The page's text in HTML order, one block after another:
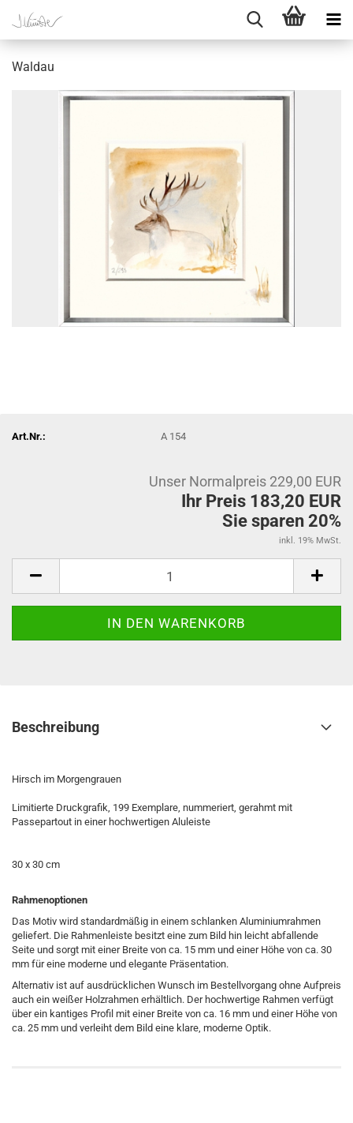
Waldau
Art.Nr.: A 154
Unser Normalpreis 229,00 EUR
Ihr Preis 183,20 EUR
Sie sparen 20%
inkl. 19% MwSt.
Beschreibung
Hirsch im Morgengrauen
Limitierte Druckgrafik, 199 Exemplare, nummeriert, gerahmt mit
Passepartout in einer hochwertigen Aluleiste
30 x 30 cm
Rahmenoptionen
Das Motiv wird standardmäßig in einem schlanken Aluminiumrahmen
geliefert. Die Rahmenleiste besitzt eine zum Bild hin leicht abfallende
Seite und sorgt mit einer Breite von ca. 15 mm und einer Höhe von ca. 30
mm für eine moderne und elegante Präsentation.
Alternativ ist auf ausdrücklichen Wunsch im Bestellvorgang ohne Aufpreis
auch ein weißer Holzrahmen erhältlich. Der hochwertige Rahmen verfügt
über ein kantiges Profil mit einer Breite von ca. 16 mm und einer Höhe von
ca. 25 mm und verleiht dem Bild eine klare, moderne Optik.